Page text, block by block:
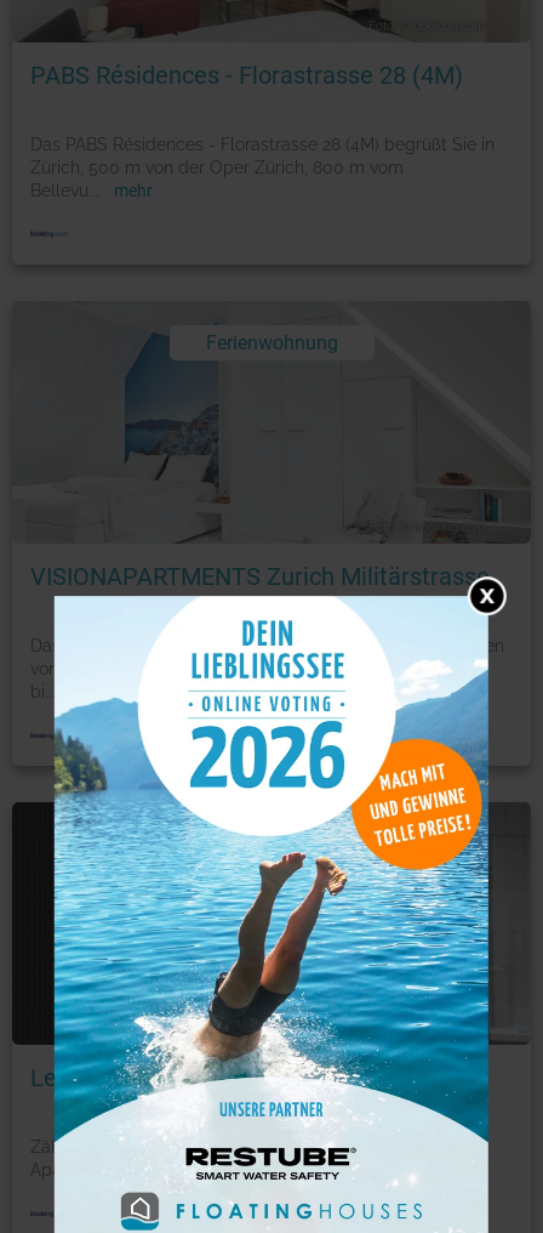
Foto: © booking.com
PABS Résidences - Florastrasse 28 (4M)
Das PABS Résidences - Florastrasse 28 (4M) begrüßt Sie in
Zürich, 500 m von der Oper Zürich, 800 m vom
Bellevu
mehr
Ferienwohnung
VISIONAPARTMENTS Zurich Militärstrasse
Das Vision Apartment Militärstrasse befindet sich im Herzen
von Zürich, 700 m vom Hauptbahnhof entfernt und
bi
Ferienwohnung
Foto: © booking.com
Le Bijou Lintheschergasse / Zurich HB
Zählt zu den Bestsellern in Zürich Das Historic City Center
Apartment by Airhome erwartet Sie mit einer Bar i
mehr